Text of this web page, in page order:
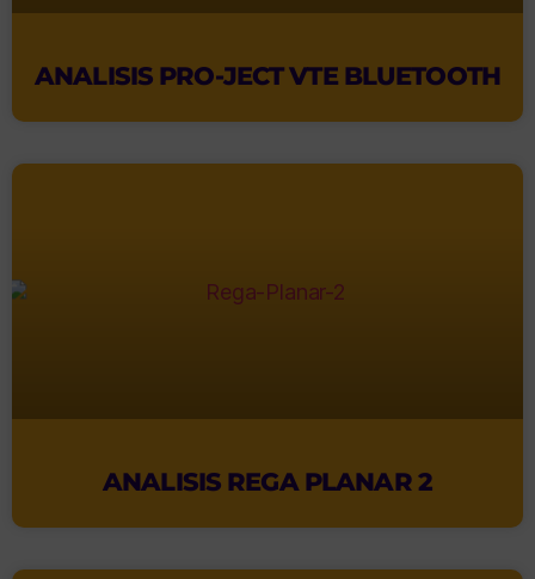
ANALISIS PRO-JECT VTE BLUETOOTH
ANALISIS REGA PLANAR 2